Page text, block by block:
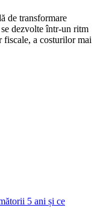
de transformare
se dezvolte într-un ritm
fiscale, a costurilor mai